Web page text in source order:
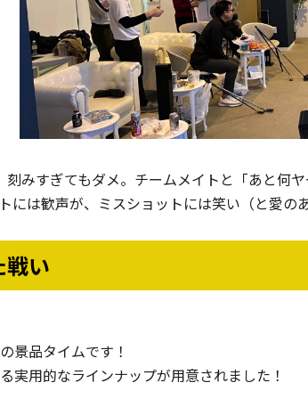
刻みすぎてもダメ。チームメイトと「あと何
には歓声が、ミスショットには笑い（と愛の
戦い
景品タイムです！
実用的なラインナップが用意されました！